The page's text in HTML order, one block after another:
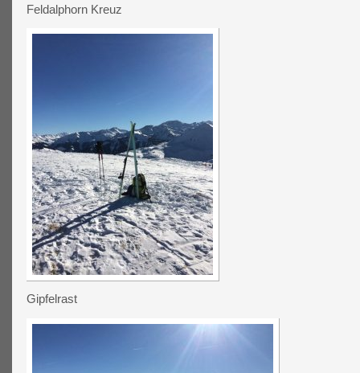
Feldalphorn Kreuz
Gipfelrast